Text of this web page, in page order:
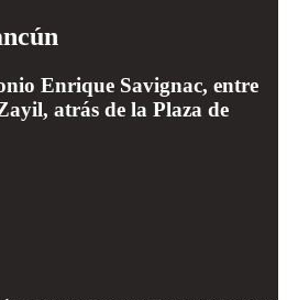
Enrique Savignac, entre
atrás de la Plaza de